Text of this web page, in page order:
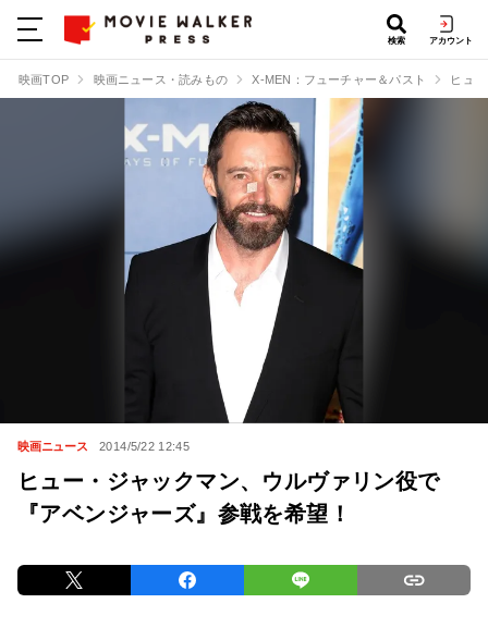
検索 アカウント
映画TOP 映画ニュース・読みもの X-MEN：フューチャー＆パスト ヒュ
映画ニュース 2014/5/22 12:45
ヒュー・ジャックマン、ウルヴァリン役で
『アベンジャーズ』参戦を希望！